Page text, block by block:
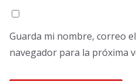
Guarda mi nombre, correo
navegador para la próxima